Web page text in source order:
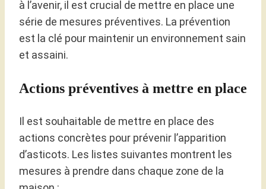
à l’avenir, il est crucial de mettre en place une
série de mesures préventives. La prévention
est la clé pour maintenir un environnement sain
et assaini.
Actions préventives à mettre en place
Il est souhaitable de mettre en place des
actions concrètes pour prévenir l’apparition
d’asticots. Les listes suivantes montrent les
mesures à prendre dans chaque zone de la